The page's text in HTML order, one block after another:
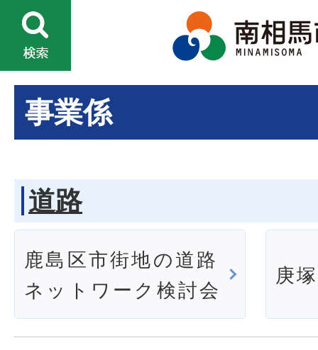
事業係
道路
鹿島区市街地の道路
ネットワーク検討会
庚